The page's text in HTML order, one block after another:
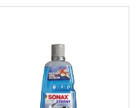
količina